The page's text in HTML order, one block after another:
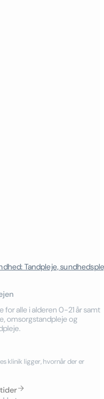
Tandpleje,
for alle i alderen 0-21 år samt
omsorgstandpleje og
opdateret 25. juni 2026
klinik ligger, hvornår der er